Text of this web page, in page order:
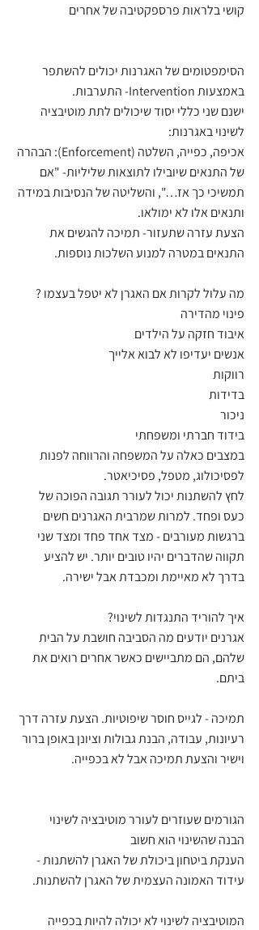
קושי בלראות פרספקטיבה של אחרים
הסימפטומים של האגרנות יכולים להשתפר
באמצעות Intervention- התערבות.
ישנם שני כללי יסוד שיכולים לתת מוטיבציה
לשינוי באגרנות:
אכיפה, כפייה, השלטה (Enforcement): הבהרה
של התנאים שיובילו לתוצאות שליליות- "אם
תמשיכי כך אז…", והשליטה של הנסיבות במידה
ותנאים אלו לא ימולאו.
הצעת עזרה שתעזור- תמיכה להגשים את
התנאים במטרה למנוע השלכות נוספות.
מה עלול לקרות אם האגרן לא יטפל בעצמו ?
פינוי מהדירה
איבוד חזקה על הילדים
אנשים יעדיפו לא לבוא אלייך
רווקות
בדידות
ניכור
בידוד חברתי ומשפחתי
במצבים כאלה על המשפחה והרווחה לפנות
לפסיכולוג, מטפל, פסיכיאטר.
לחץ להשתנות יכול לעורר תגובה הפוכה של
כעס ופחד. למרות שמרבית האגרנים חשים
ברגשות מעורבים - מצד אחד פחד ומצד שני
תקווה שהדברים יהיו טובים יותר. יש להציע
בדרך לא מאיימת ומכבדת אבל ישירה.
איך להוריד התנגדות לשינוי?
אגרנים יודעים מה הסביבה חושבת על הבית
שלהם, הם מתביישים כאשר אחרים רואים את
ביתם.
תמיכה - לגייס חוסר שיפוטיות. הצעת עזרה דרך
רעיונות, עבודה, הבנת גבולות וציונן באופן ברור
וישיר והצעת תמיכה אבל לא בכפייה.
הגורמים שעוזרים לעורר מוטיבציה לשינוי
הבנה שהשינוי הוא חשוב
הענקת ביטחון ביכולת של האגרן להשתנות -
עידוד האמונה העצמית של האגרן להשתנות.
המוטיבציה לשינוי לא יכולה להיות בכפייה